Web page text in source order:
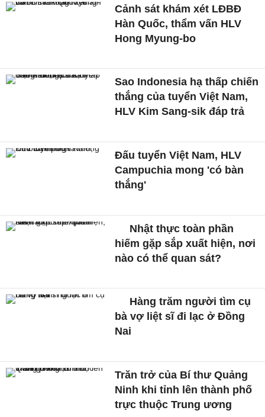
Cảnh sát khám xét LĐBĐ
Hàn Quốc, thẩm vấn HLV
Hong Myung-bo
Sao Indonesia hạ thấp chiến
thắng của tuyển Việt Nam,
HLV Kim Sang-sik đáp trả
Đấu tuyển Việt Nam, HLV
Campuchia mong 'có bàn
thắng'
Nhật thực toàn phần
hiếm gặp sắp xuất hiện, nơi
nào có thể quan sát?
Hàng trăm người tìm cụ
bà vợ liệt sĩ đi lạc ở Đồng
Nai
Trăn trở của Bí thư Quảng
Ninh khi tỉnh lên thành phố
trực thuộc Trung ương